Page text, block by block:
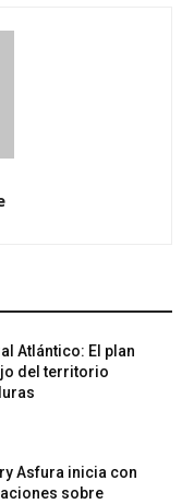
Atlántico: El plan
del territorio
Asfura inicia con
sobre